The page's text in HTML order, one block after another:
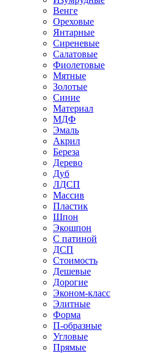
Венге
Ореховые
Янтарные
Сиреневые
Салатовые
Фиолетовые
Мятные
Золотые
Синие
Материал
МДФ
Эмаль
Акрил
Береза
Дерево
Дуб
ЛДСП
Массив
Пластик
Шпон
Экошпон
С патиной
ДСП
Стоимость
Дешевые
Дорогие
Эконом-класс
Элитные
Форма
П-образные
Угловые
Прямые